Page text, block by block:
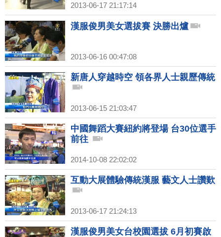
2013-06-17 21:17:14
漢服俊男美女選拔賽 決勝出爐
2013-06-16 00:47:08
新唐人穿越時空 領各界人士親歷傳統
2013-06-15 21:03:47
中國舞蹈大賽紐約將登場 台30位選手
前往
2014-10-08 22:02:02
互動大展體驗傳統漢服 藝文人士讚歎
2013-06-17 21:24:13
漢服俊男美女台校園選拔 6月初賽啟